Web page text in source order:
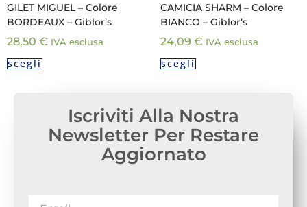
GILET MIGUEL – Colore
BORDEAUX – Giblor’s
28,50 € IVA esclusa
scegli
CAMICIA SHARM – Colore
BIANCO – Giblor’s
24,09 € IVA esclusa
scegli
Iscriviti Alla Nostra
Newsletter Per Restare
Aggiornato